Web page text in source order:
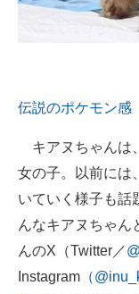
伝説のポケモン感
キアヌちゃんは
女の子。以前には
いていく様子も話
んなキアヌちゃん
んのX（Twitter／
Instagram （